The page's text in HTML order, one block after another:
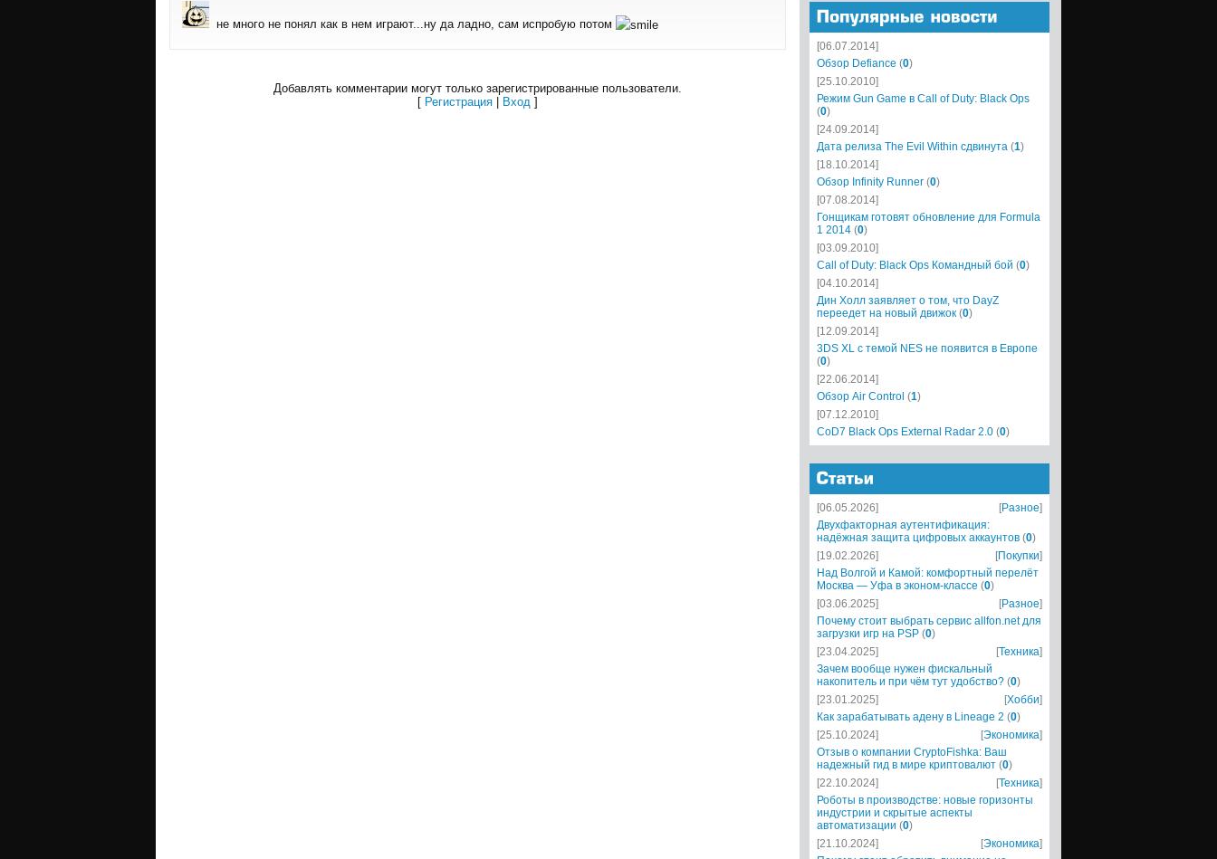
не много не понял как в нем играют...ну да ладно, сам испробую потом
Добавлять комментарии могут только зарегистрированные пользователи.
[ Регистрация Вход ]
[06.07.2014]
Обзор Defiance (0)
[25.10.2010]
Режим Gun Game в Call of Duty: Black Ops
(0)
[24.09.2014]
Дата релиза The Evil Within сдвинута (1)
[18.10.2014]
Обзор Infinity Runner (0)
[07.08.2014]
Гонщикам готовят обновление для Formula
1 2014 (0)
[03.09.2010]
Call of Duty: Black Ops Командный бой (0)
[04.10.2014]
Дин Холл заявляет о том, что DayZ
переедет на новый движок (0)
[12.09.2014]
3DS XL с темой NES не появится в Европе
(0)
[22.06.2014]
Обзор Air Control (1)
[07.12.2010]
CoD7 Black Ops External Radar 2.0 (0)
[06.05.2026] [Разное]
Двухфакторная аутентификация:
надёжная защита цифровых аккаунтов (0)
[19.02.2026]
[Покупки]
Над Волгой и Камой: комфортный перелёт
Москва — Уфа в эконом-классе (0)
[03.06.2025]
[Разное]
Почему стоит выбрать сервис allfon.net для
загрузки игр на PSP (0)
[23.04.2025]
[Техника]
Зачем вообще нужен фискальный
накопитель и при чём тут удобство? (0)
[23.01.2025]
[Хобби]
Как зарабатывать адену в Lineage 2 (0)
[25.10.2024]
[Экономика]
Отзыв о компании CryptoFishka: Ваш
надежный гид в мире криптовалют (0)
[22.10.2024]
[Техника]
Роботы в производстве: новые горизонты
индустрии и скрытые аспекты
автоматизации (0)
[21.10.2024]
[Экономика]